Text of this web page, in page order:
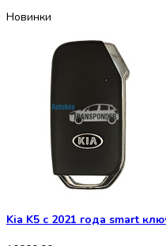
Новинки
Kia K5 с 2021 года smart